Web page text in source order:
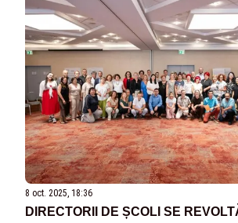
8 oct. 2025, 18:36
DIRECTORII DE ȘCOLI SE